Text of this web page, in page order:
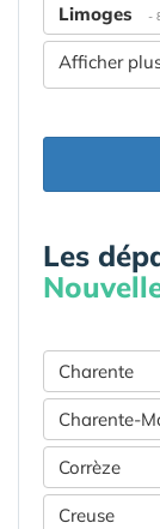
Limoges -
Afficher
Les
Charente
Charente-
Corrèze
Creuse